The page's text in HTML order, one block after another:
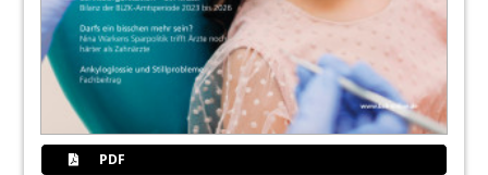
25
Nachrichten aus Brüssel
Dr. Alfred Büttner, Leiter des Brüsseler Büros der
BZÄK
26Journal
Redaktion
PDF